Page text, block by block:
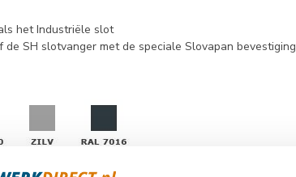
het Industriële slot
SH slotvanger met de speciale Slovapan bevestiging